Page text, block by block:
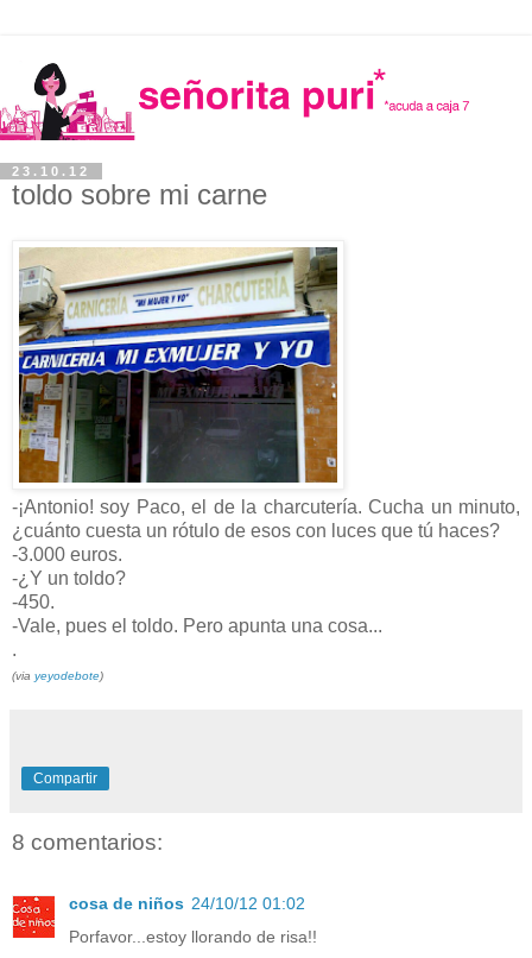
23.10.12
toldo sobre mi carne
-¡Antonio! soy Paco, el de la charcutería. Cucha un minuto,
¿cuánto cuesta un rótulo de esos con luces que tú haces?
-3.000 euros.
-¿Y un toldo?
-450.
-Vale, pues el toldo. Pero apunta una cosa...
.
(via yeyodebote)
Compartir
8 comentarios:
cosa de niños 24/10/12 01:02
Porfavor...estoy llorando de risa!!